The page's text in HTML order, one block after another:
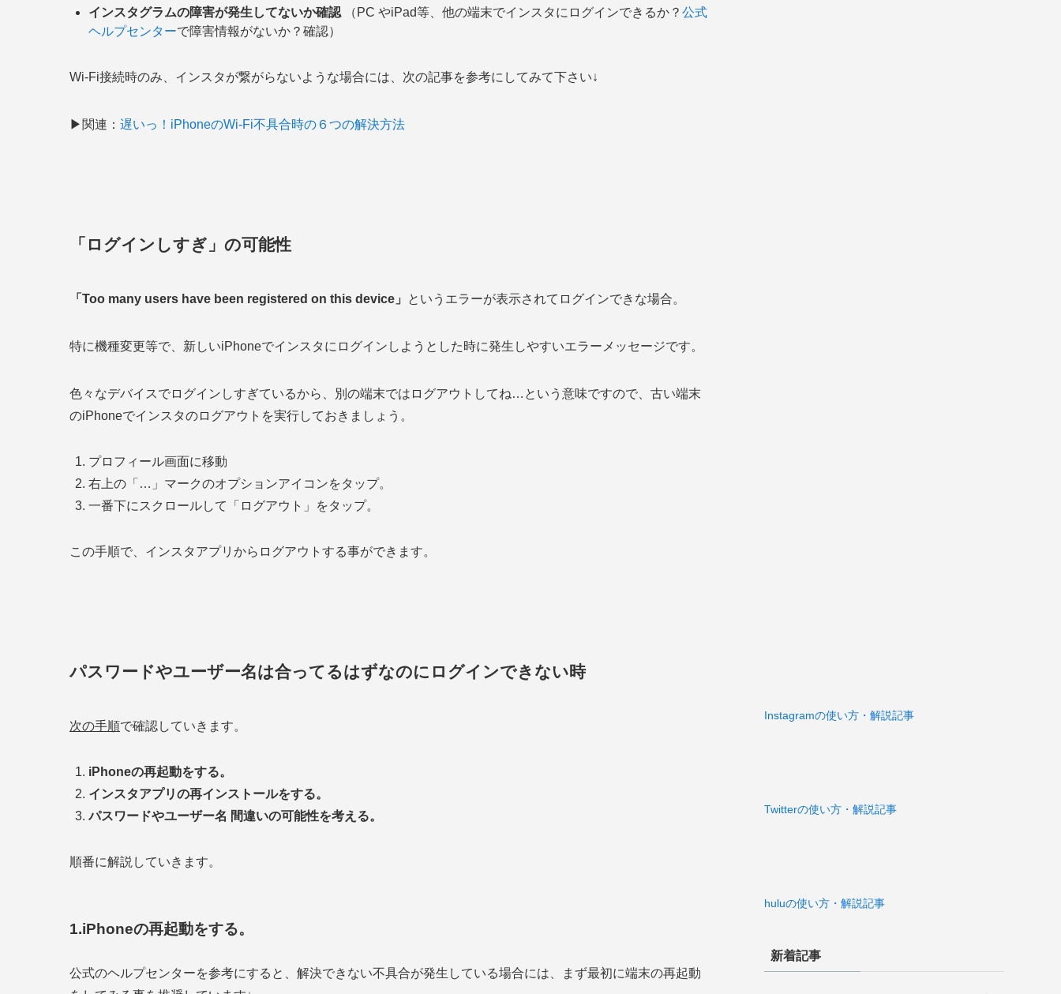
インスタグラムの障害が発生してないか確認 （PC やiPad等、他の端末でインスタにログインできるか？ 公式
ヘルプセンターで障害情報がないか？確認）
Wi-Fi接続時のみ、インスタが繋がらないような場合には、次の記事を参考にしてみて下さい↓
▶関連： 遅いっ！iPhoneのWi-Fi不具合時の６つの解決方法
「ログインしすぎ」の可能性
「Too many users have been registered on this device」 というエラーが表示されてログインできな場合。
特に機種変更等で、新しいiPhoneでインスタにログインしようとした時に発生しやすいエラーメッセージです。
色々なデバイスでログインしすぎているから、別の端末ではログアウトしてね…という意味ですので、古い端末
のiPhoneでインスタのログアウトを実行しておきましょう。
プロフィール画面に移動
右上の「…」マークのオプションアイコンをタップ。
一番下にスクロールして「ログアウト」をタップ。
この手順で、インスタアプリからログアウトする事ができます。
パスワードやユーザー名は合ってるはずなのにログインできない時
次の手順で確認していきます。
iPhoneの再起動をする。
インスタアプリの再インストールをする。
パスワードやユーザー名 間違いの可能性を考える。
順番に解説していきます。
1.iPhoneの再起動をする。
公式のヘルプセンターを参考にすると、解決できない不具合が発生している場合には、まず最初に端末の再起動
Instagramの使い方・解説記事
Twitterの使い方・解説記事
huluの使い方・解説記事
新着記事